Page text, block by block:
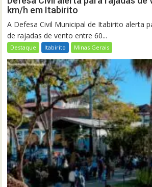
km/h em Itabirito
A Defesa Civil Municipal de Itabirito alerta
de rajadas de vento entre 60...
Destaque Itabirito Minas Gerais